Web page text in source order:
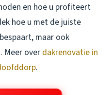
en hoe u profiteert
hoe u met de juiste
maar ook
Meer over dakrenovatie in
.